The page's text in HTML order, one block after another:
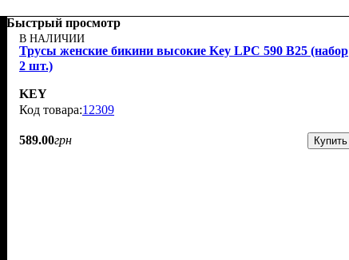
Быстрый просмотр
В НАЛИЧИИ
Трусы женские бикини высокие Key LPC 590 B25 (набор
2 шт.)
KEY
12309
589.00грн Купить